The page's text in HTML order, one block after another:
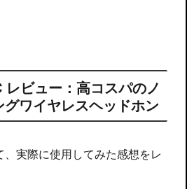
ビュー：高コスパのノ
ワイヤレスヘッドホン
、実際に使用してみた感想をレ